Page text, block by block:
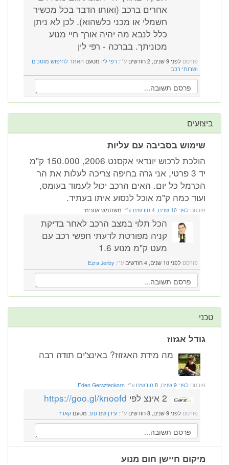
אחרים ברכב (ואותו הדבר בכל מכשיר
חשמלי או מכני כלשהוא). לכן לא ניתן
כלל לנבא מה יהיה אורך חיי מנוע
מכוניתך. בברכה - רפי לין
פורסם לפני 9 שנים, 2 חודשים ע"י: רפי לין מטעם האתר לחיפוש מוסכים
ושרותי רכב
ביצועים
שימוש בסביבה עם עליות
הולכת לרכוש יונדאי אקסנט 2006, 150.000 ק"מ
יד 3 פרטי, אני גרה בחיפה צריכה לעלות את הר
הכרמל כל יום. האים הרכב יכול לעמוד בעומס,
ועוד כמה ק"מ אוכל לנסוע איתו בעתיד.
פורסם לפני 10 שנים, 4 חודשים ע"י: משתמש אנונימי
הכל תלוי במצב הרכב לאחר בדיקת
קניה מפורטת לדעתי חפשי רכב עם
מעט ק"מ מנוע 1.6
פורסם לפני 10 שנים, 4 חודשים ע"י: Ezra Jerby
טכני
גודל אגזוז
מה מידת האגזוז? באינצ'ים תודה רבה
פורסם לפני 9 שנים, 8 חודשים ע"י: Eden Gersztenkorn
2 אינצ לפי https://goo.gl/knoofd
פורסם לפני 9 שנים, 8 חודשים ע"י: עידן שם טוב מטעם קארז
מיקום חיישן חום מנוע